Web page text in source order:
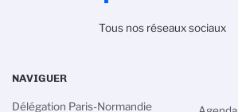
Tous nos réseaux sociaux
NAVIGUER
Délégation Paris-Normandie